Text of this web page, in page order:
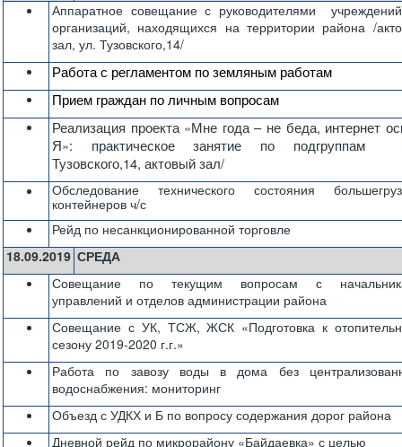
Аппаратное совещание с руководителями
организаций, находящихся на территории района /
зал, ул. Тузовского,14/
Работа с регламентом по земляным работам
Прием граждан по личным вопросам
Реализация проекта «Мне года – не беда, интернет
Я»: практическое занятие по подгруппам
Тузовского,14, актовый зал/
Обследование технического состояния
контейнеров ч/с
Рейд по несанкционированной торговле
18.09.2019 СРЕДА
Совещание по текущим вопросам с
управлений и отделов администрации района
Совещание с УК, ТСЖ, ЖСК «Подготовка к
сезону 2019-2020 г.г.»
Работа по завозу воды в дома без
водоснабжения: мониторинг
Объезд с УДКХ и Б по вопросу содержания дорог района
Дневной рейд по микрорайону «Байдаевка» с целью